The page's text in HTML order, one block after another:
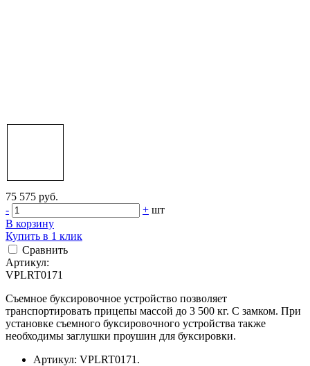
75 575 руб.
-
+ шт
В корзину
Купить в 1 клик
Сравнить
Артикул:
VPLRT0171
Съемное буксировочное устройство позволяет
транспортировать прицепы массой до 3 500 кг. С замком. При
установке съемного буксировочного устройства также
необходимы заглушки проушин для буксировки.
Артикул: VPLRT0171.